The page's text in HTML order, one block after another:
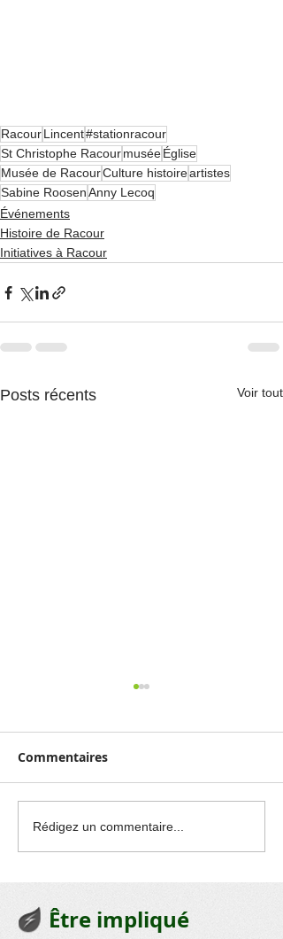
RacourLincent#stationracour
St Christophe RacourmuséeÉglise
Musée de RacourCulture histoireartistes
Sabine RoosenAnny Lecoq
Événements
Histoire de Racour
Initiatives à Racour
Posts récents Voir tout
Exposition : Les
beautés révélées de
Commentaires
Rédigez un commentaire...
Être impliqué